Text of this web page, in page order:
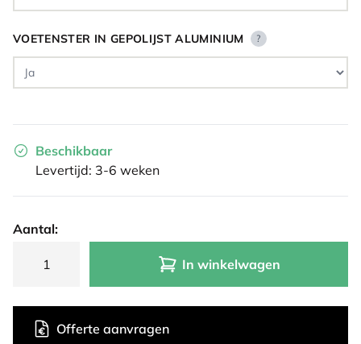
VOETENSTER IN GEPOLIJST ALUMINIUM ?
Beschikbaar
Levertijd: 3-6 weken
Aantal:
In winkelwagen
Offerte aanvragen